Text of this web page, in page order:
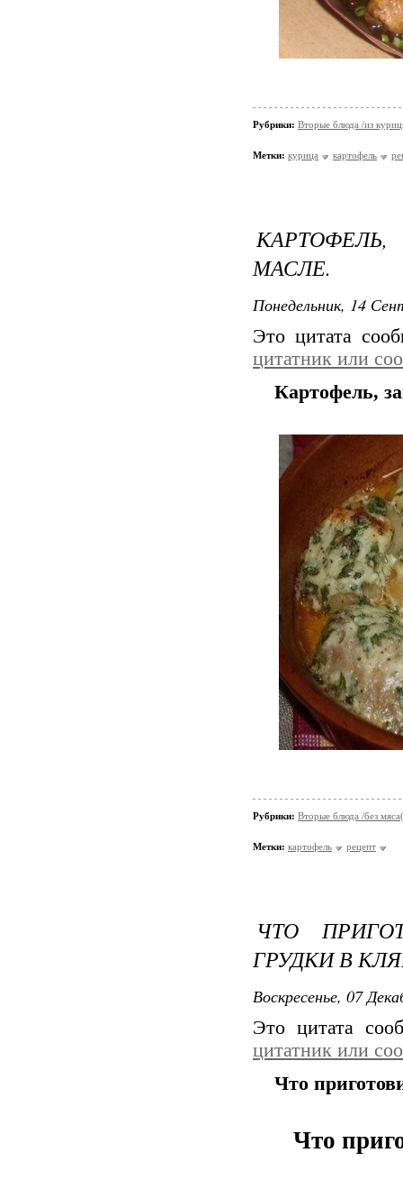
Рубрики: Вторые блюда /из
Метки: курица картофель
МАСЛЕ.
Понедельник, 14
Это цитата
цитатник или
Картофель,
Рубрики: Вторые блюда /без
Метки: картофель рецепт
ЧТО
ГРУДКИ В
Воскресенье, 07
Это цитата
цитатник или
Что
Что